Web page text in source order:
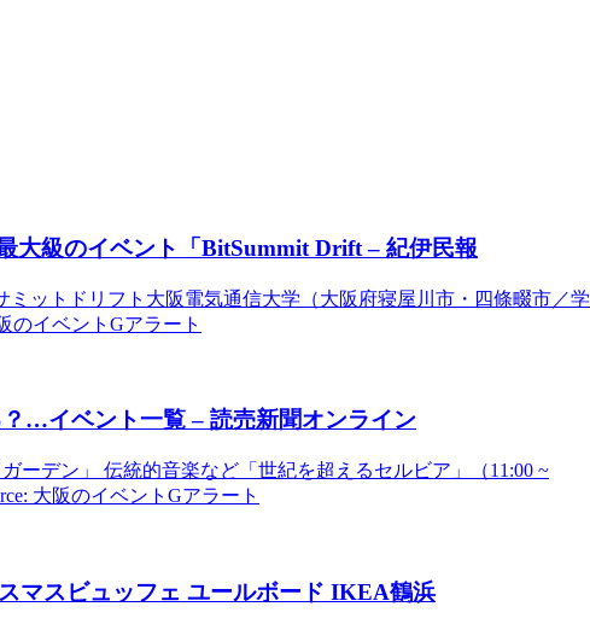
大級のイベント 「BitSummit Drift – 紀伊民報
ットドリフト大阪電気通信大学（大阪府寝屋川市・四條畷市／学
のイベントGアラート
？…イベント一覧 – 読売新聞オンライン
ーデン」 伝統的音楽など「世紀を超えるセルビア」（11:00 ~
大阪のイベントGアラート
マスビュッフェ ユールボード IKEA鶴浜